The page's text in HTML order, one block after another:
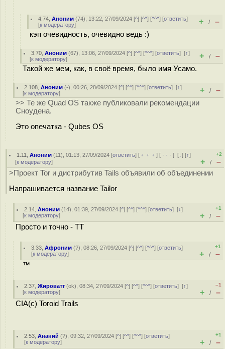
4.74 ,Аноним (74), 13:22, 27/09/2024 [^] [^^] [^^^] [ответить]
[к модератору] + / –
кэп очевидность, очевидно ведь :)
3.70 ,Аноним (67), 13:06, 27/09/2024 [^] [^^] [^^^] [ответить][↑]
[к модератору] + / –
Такой же мем, как, в своё время, было имя Усамо.
2.108 ,Аноним (-), 00:26, 28/09/2024 [^] [^^] [^^^] [ответить][↑]
[к модератору] + / –
>> Те же Quad OS также публиковали рекомендации
Сноудена.
Это опечатка - Qubes OS
1.11 ,Аноним (11), 01:13, 27/09/2024 [ответить] [ ﹢﹢﹢] [ · · ·][↓] [↑]
[к модератору]
+2
+ / –
>Проект Tor и дистрибутив Tails объявили об объединении
Напрашивается название Tailor
2.14 ,Аноним (14), 01:39, 27/09/2024 [^] [^^] [^^^] [ответить][↓]
[к модератору]
+1
+ / –
Просто и точно - TT
3.33 ,Афроним (?), 08:26, 27/09/2024 [^] [^^] [^^^] [ответить]
[к модератору]
+1
+ / –
™
2.37 ,Жироватт (ok), 08:34, 27/09/2024 [^] [^^] [^^^] [ответить][↑]
[к модератору]
–1
+ / –
CIA(c) Toroid Trails
2.53 ,Ананий (?), 09:32, 27/09/2024 [^] [^^] [^^^] [ответить]
[к модератору]
+1
+ / –